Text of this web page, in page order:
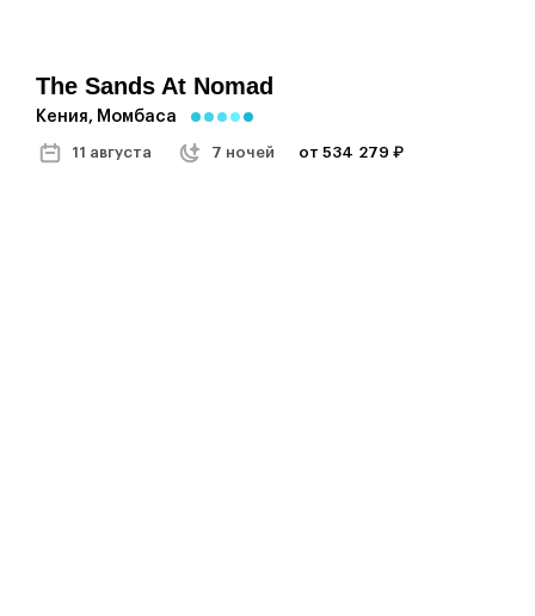
The Sands At Nomad
Кения, Момбаса
11 августа 7 ночей от 534 279 ₽